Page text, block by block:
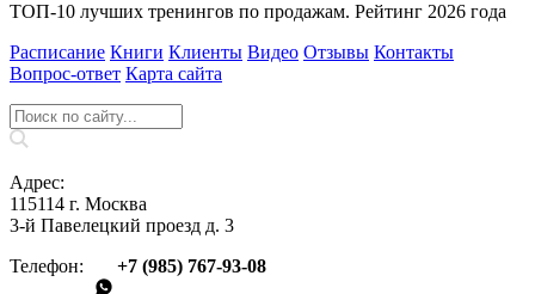
ТОП-10 лучших тренингов по продажам. Рейтинг 2026 года
Расписание Книги Клиенты Видео Отзывы Контакты
Вопрос‑ответ Карта сайта
Адрес:
115114 г. Москва
3-й Павелецкий проезд д. 3
Телефон: +7 (985) 767‑93‑08